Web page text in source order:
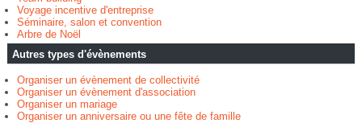
Voyage incentive d'entreprise
Séminaire, salon et convention
Arbre de Noël
Autres types d'évènements
Organiser un évènement de collectivité
Organiser un évènement d'association
Organiser un mariage
Organiser un anniversaire ou une fête de famille